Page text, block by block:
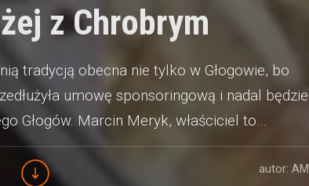
z Chrobrym
tradycją obecna nie tylko w Głogowie, bo
umowę sponsoringową i nadal będzie
Głogów. Marcin Meryk, właściciel to…
autor: AM